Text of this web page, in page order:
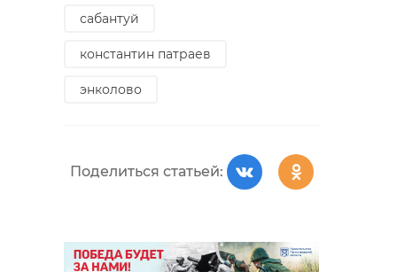
сабантуй
константин патраев
энколово
Поделиться статьей: